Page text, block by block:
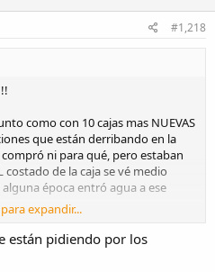
#1,218
como con 10 cajas mas NUEVAS
que están derribando en la
ni para qué, pero estaban
costado de la caja se vé medio
época entró agua a ese
todo lo que había adentro, un
(y cartoneó bastantes otras
expandir...
están pidiendo por los